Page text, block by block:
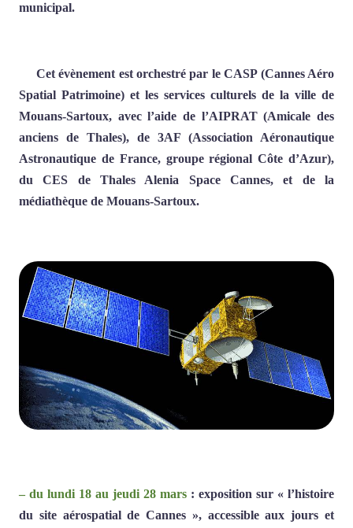
municipal.
Cet évènement est orchestré par le CASP (Cannes Aéro
Spatial Patrimoine) et les services culturels de la ville de
Mouans-Sartoux, avec l’aide de l’AIPRAT (Amicale des
anciens de Thales), de 3AF (Association Aéronautique
Astronautique de France, groupe régional Côte d’Azur),
du CES de Thales Alenia Space Cannes, et de la
médiathèque de Mouans-Sartoux.
– du lundi 18 au jeudi 28 mars : exposition sur « l’histoire
du site aérospatial de Cannes », accessible aux jours et